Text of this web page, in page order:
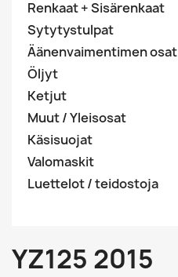
Renkaat + Sisärenkaat
Sytytystulpat
Äänenvaimentimen osat
Öljyt
Ketjut
Muut / Yleisosat
Käsisuojat
Valomaskit
Luettelot / teidostoja
YZ125 2015